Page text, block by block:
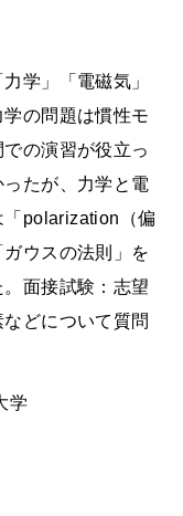
学」「電磁気」
学の問題は慣性モ
の演習が役立っ
たが、力学と電
「polarization（偏
ウスの法則」を
面接試験：志望
どについて質問
学